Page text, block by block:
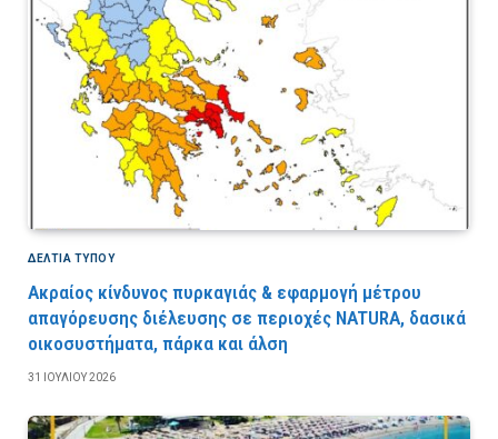
ΔΕΛΤΙΑ ΤΥΠΟΥ
Ακραίος κίνδυνος πυρκαγιάς & εφαρμογή μέτρου
απαγόρευσης διέλευσης σε περιοχές NATURA, δασικά
οικοσυστήματα, πάρκα και άλση
31 ΙΟΥΛΊΟΥ 2026